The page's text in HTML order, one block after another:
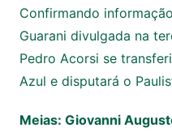
Confirmando
Guarani divulgada na
Pedro Acorsi se
Azul e disputará o
Meias: Giovanni